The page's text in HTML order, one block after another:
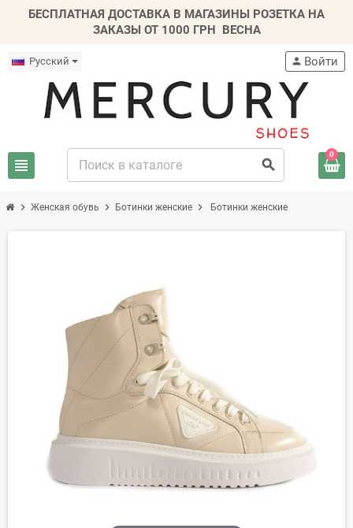
БЕСПЛАТНАЯ ДОСТАВКА В МАГАЗИНЫ РОЗЕТКА НА
ЗАКАЗЫ ОТ 1000 ГРН ВЕСНА
Русский
view_headline search
person Войти
0
chevron_right Женская обувь chevron_right Ботинки женские chevron_right Ботинки женские